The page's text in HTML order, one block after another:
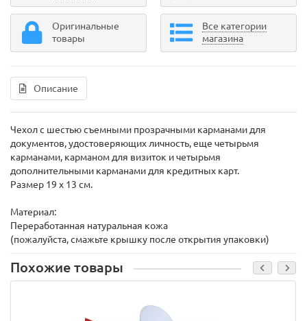
Оригинальные
товары
Все категории
магазина
Описание
Чехол с шестью съемными прозрачными карманами для
документов, удостоверяющих личность, еще четырьмя
карманами, карманом для визиток и четырьмя
дополнительными карманами для кредитных карт.
Размер 19 х 13 см.
Материал:
Переработанная натуральная кожа
(пожалуйста, смажьте крышку после открытия упаковки)
Похожие товары